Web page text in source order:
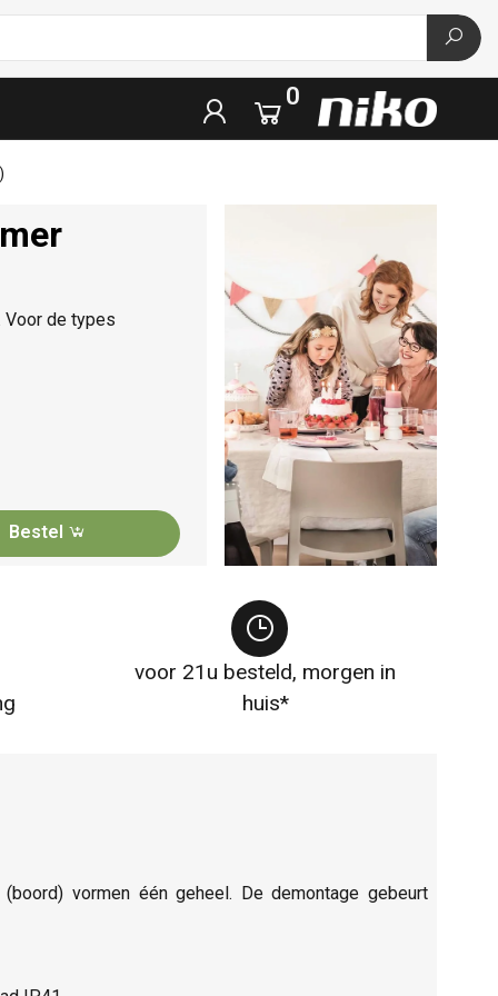
0
Voor de types
Bestel
voor 21u besteld, morgen in
huis*
vormen één geheel. De demontage gebeurt